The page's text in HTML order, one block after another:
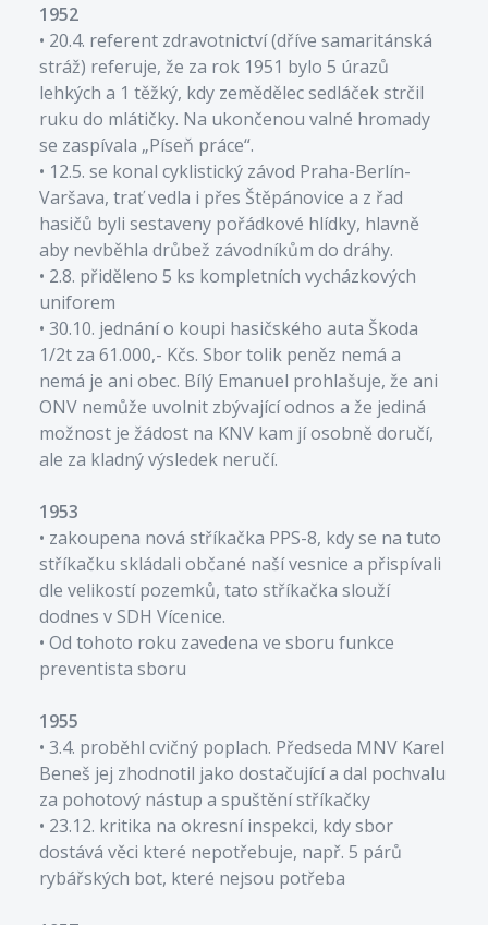
1952
• 20.4. referent zdravotnictví (dříve samaritánská
stráž) referuje, že za rok 1951 bylo 5 úrazů
lehkých a 1 těžký, kdy zemědělec sedláček strčil
ruku do mlátičky. Na ukončenou valné hromady
se zaspívala „Píseň práce“.
• 12.5. se konal cyklistický závod Praha-Berlín-
Varšava, trať vedla i přes Štěpánovice a z řad
hasičů byli sestaveny pořádkové hlídky, hlavně
aby nevběhla drůbež závodníkům do dráhy.
• 2.8. přiděleno 5 ks kompletních vycházkových
uniforem
• 30.10. jednání o koupi hasičského auta Škoda
1/2t za 61.000,- Kčs. Sbor tolik peněz nemá a
nemá je ani obec. Bílý Emanuel prohlašuje, že ani
ONV nemůže uvolnit zbývající odnos a že jediná
možnost je žádost na KNV kam jí osobně doručí,
ale za kladný výsledek neručí.
1953
• zakoupena nová stříkačka PPS-8, kdy se na tuto
stříkačku skládali občané naší vesnice a přispívali
dle velikostí pozemků, tato stříkačka slouží
dodnes v SDH Vícenice.
• Od tohoto roku zavedena ve sboru funkce
preventista sboru
1955
• 3.4. proběhl cvičný poplach. Předseda MNV Karel
Beneš jej zhodnotil jako dostačující a dal pochvalu
za pohotový nástup a spuštění stříkačky
• 23.12. kritika na okresní inspekci, kdy sbor
dostává věci které nepotřebuje, např. 5 párů
rybářských bot, které nejsou potřeba